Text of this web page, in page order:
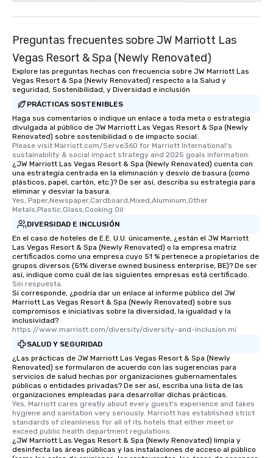
Preguntas frecuentes sobre JW Marriott Las
Vegas Resort & Spa (Newly Renovated)
Explore las preguntas hechas con frecuencia sobre JW Marriott Las
Vegas Resort & Spa (Newly Renovated) respecto a la Salud y
seguridad, Sostenibilidad, y Diversidad e inclusión
PRÁCTICAS SOSTENIBLES
Haga sus comentarios o indique un enlace a toda meta o estrategia
divulgada al público de JW Marriott Las Vegas Resort & Spa (Newly
Renovated) sobre sostenibilidad o de impacto social.
Please visit Marriott.com/Serve360 for Marriott International's
sustainability & social impact strategy and 2025 goals information.
¿JW Marriott Las Vegas Resort & Spa (Newly Renovated) cuenta con
una estrategia centrada en la eliminación y desvío de basura (como
plásticos, papel, cartón, etc.)? De ser así, describa su estrategia para
eliminar y desviar la basura.
Yes, Paper,Newspaper,Cardboard,Mixed,Aluminum,Other
Metals,Plastic,Glass,Cooking Oil
DIVERSIDAD E INCLUSIÓN
En el caso de hoteles de E.E. U.U. únicamente, ¿están el JW Marriott
Las Vegas Resort & Spa (Newly Renovated) o la empresa matriz
certificados como una empresa cuyo 51 % pertenece a propietarios de
grupos diversos (51% diverse owned business enterprise, BE)? De ser
así, indique como cuál de las siguientes empresas está certificado.
Sin respuesta.
Si corresponde, ¿podría dar un enlace al informe público del JW
Marriott Las Vegas Resort & Spa (Newly Renovated) sobre sus
compromisos e iniciativas sobre la diversidad, la igualdad y la
inclusividad?
https://www.marriott.com/diversity/diversity-and-inclusion.mi
SALUD Y SEGURIDAD
¿Las prácticas de JW Marriott Las Vegas Resort & Spa (Newly
Renovated) se formularon de acuerdo con las sugerencias para
servicios de salud hechas por organizaciones gubernamentales
públicas o entidades privadas? De ser así, escriba una lista de las
organizaciones empleadas para desarrollar dichas prácticas.
Yes, Marriott cares greatly about every guest's experience and takes
hygiene and sanitation very seriously. Marriott has established strict
standards of cleanliness for all of its hotels that either meet or
exceed public health department regulations.
¿JW Marriott Las Vegas Resort & Spa (Newly Renovated) limpia y
desinfecta las áreas públicas y las instalaciones de acceso al público